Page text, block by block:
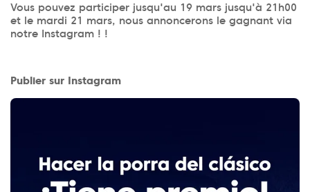
Vous pouvez participer jusqu'au 19 mars jusqu'à 21h00
et le mardi 21 mars, nous annoncerons le gagnant via
notre Instagram ! !
Publier sur Instagram